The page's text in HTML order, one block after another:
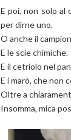
E poi, non solo al
per dirne uno.
O anche il
E le scie chimiche.
E il cetriolo nel
E i marò, che non
Oltre a
Insomma, mica